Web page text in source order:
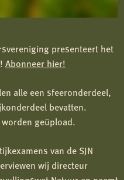
presenteert het
Abonneer hier!
alle een sfeeronderdeel,
bevatten.
geüpload.
van de SJN
wij directeur